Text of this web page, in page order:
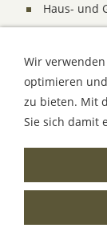
Haus- und
Gerne
weitere
Wir
optimieren
zu bieten. Mit
Sie sich damit